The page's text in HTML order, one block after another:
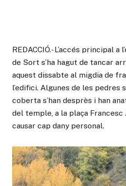
REDACCIÓ.- L’accés principal a
de Sort s’ha hagut de tancar
aquest dissabte al migdia de
l’edifici. Algunes de les pedres
coberta s’han desprès i han
del temple, a la plaça
causar cap dany personal.